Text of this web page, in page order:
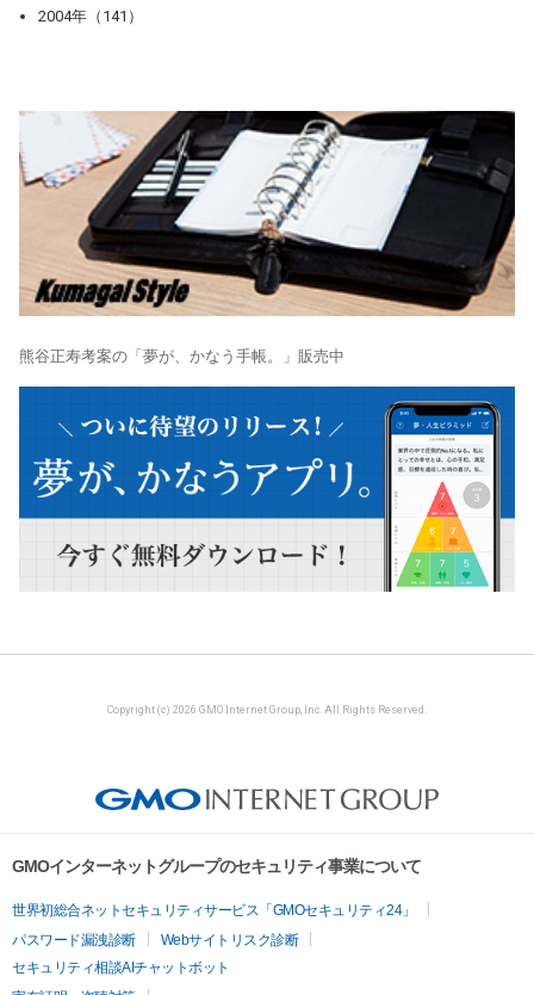
2004年（141）
熊谷正寿考案の「夢が、かなう手帳。」販売中
Copyright (c) 2026 GMO Internet Group, Inc. All Rights Reserved.
GMOインターネットグループのセキュリティ事業について
世界初総合ネットセキュリティサービス「GMOセキュリティ24」
パスワード漏洩診断
Webサイトリスク診断
セキュリティ相談AIチャットボット